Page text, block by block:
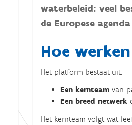
waterbeleid: veel
de Europese
Hoe
Het platform bestaat uit:
Een kernteam van
Een breed netwerk
Het kernteam volgt wat